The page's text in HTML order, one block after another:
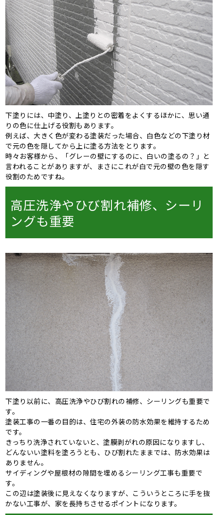
下塗りには、中塗り、上塗りとの密着をよくするほかに、思い通
りの色に仕上げる役割もあります。
例えば、大きく色が変わる塗装だった場合、白色などの下塗り材
で元の色を隠してから上に塗る方法をとります。
時々お客様から、「グレーの壁にするのに、白いの塗るの？」と
言われることがありますが、まさにこれが白で元の壁の色を隠す
役割のためですね。
高圧洗浄やひび割れ補修、シーリ
ングも重要
下塗り以前に、高圧洗浄やひび割れの補修、シーリングも重要で
す。
塗装工事の一番の目的は、住宅の外装の防水効果を維持するため
です。
きっちり洗浄されていないと、塗膜剥がれの原因になりますし、
どんないい塗料を塗ろうとも、ひび割れたままでは、防水効果は
ありません。
サイディングや屋根材の隙間を埋めるシーリング工事も重要で
す。
この辺は塗装後に見えなくなりますが、こういうところに手を抜
かない工事が、家を長持ちさせるポイントになります。